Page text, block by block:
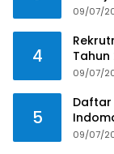
09/07/
4
Tahun
09/07/
5
Daftar
09/07/